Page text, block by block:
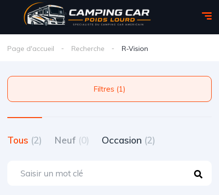
Page d'accueil Recherche R-Vision
Filtres (1)
Tous (2) Neuf (0) Occasion (2)